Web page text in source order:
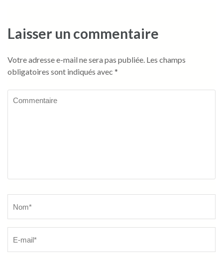
Laisser un commentaire
Votre adresse e-mail ne sera pas publiée. Les champs
obligatoires sont indiqués avec *